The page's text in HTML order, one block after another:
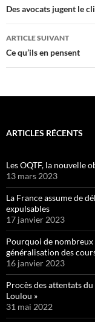
des
articles
Des avocats jugent le
ARTICLE SUIVANT
Ce qu’ils en pensent
ARTICLES RÉCENTS
Les OQTF, la nouvelle
13 mars 2023
La France assume de
expulsables
17 janvier 2023
Pourquoi de nombreux
généralisation des
16 janvier 2023
Procès des attentats
Loulou »
31 mai 2022